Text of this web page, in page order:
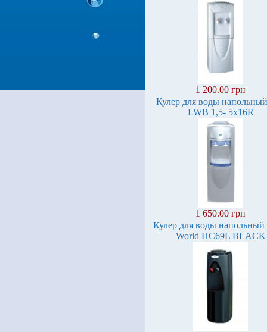
1 200.00 грн
Кулер для воды
LWB 1,5- 5x16R
1 650.00 грн
Кулер для воды напольный
World HC69L BLACK